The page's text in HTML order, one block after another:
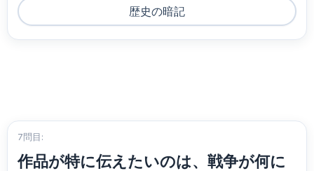
歴史の暗記
7問目:
作品が特に伝えたいのは、戦争が何に